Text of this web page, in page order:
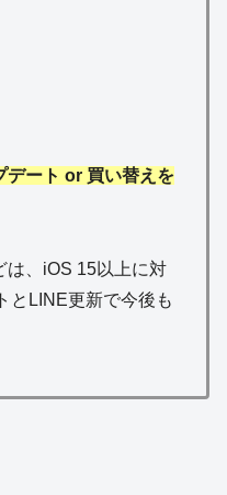
デート or 買い替えを
、iOS 15以上に対
とLINE更新で今後も